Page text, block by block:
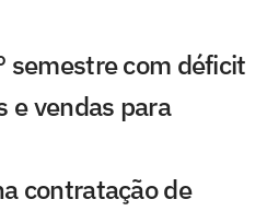
semestre com déficit
e vendas para
contratação de